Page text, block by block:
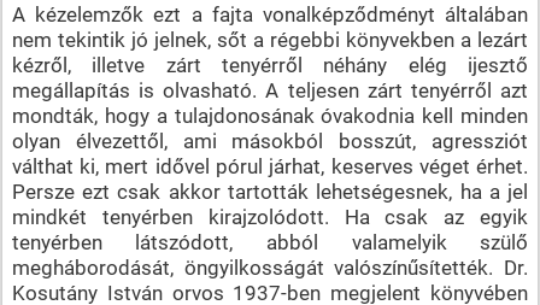
A kézelemzők ezt a fajta vonalképződményt általában
nem tekintik jó jelnek, sőt a régebbi könyvekben a lezárt
kézről, illetve zárt tenyérről néhány elég ijesztő
megállapítás is olvasható. A teljesen zárt tenyérről azt
mondták, hogy a tulajdonosának óvakodnia kell minden
olyan élvezettől, ami másokból bosszút, agressziót
válthat ki, mert idővel pórul járhat, keserves véget érhet.
Persze ezt csak akkor tartották lehetségesnek, ha a jel
mindkét tenyérben kirajzolódott. Ha csak az egyik
tenyérben látszódott, abból valamelyik szülő
megháborodását, öngyilkosságát valószínűsítették. Dr.
Kosutány István orvos 1937-ben megjelent könyvében